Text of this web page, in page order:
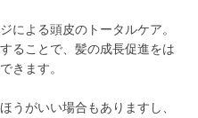
による頭皮のトータルケア。
ることで、髪の成長促進をは
きます。
うがいい場合もありますし、